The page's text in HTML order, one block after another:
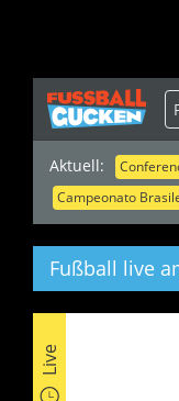
Aktuell:
Campeonato
Fußball live
Live